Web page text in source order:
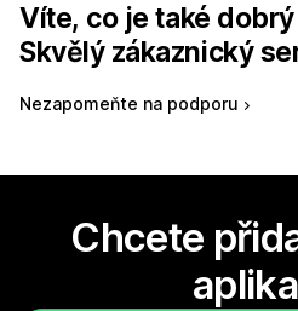
Víte, co je také
Skvělý zákaznický
Nezapomeňte na podporu
Chcete